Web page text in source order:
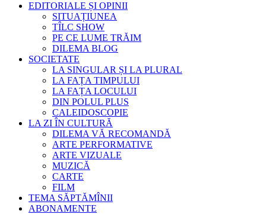
EDITORIALE ȘI OPINII
SITUAȚIUNEA
TÎLC SHOW
PE CE LUME TRĂIM
DILEMA BLOG
SOCIETATE
LA SINGULAR ȘI LA PLURAL
LA FAȚA TIMPULUI
LA FAȚA LOCULUI
DIN POLUL PLUS
CALEIDOSCOPIE
LA ZI ÎN CULTURĂ
DILEMA VĂ RECOMANDĂ
ARTE PERFORMATIVE
ARTE VIZUALE
MUZICĂ
CARTE
FILM
TEMA SĂPTĂMÎNII
ABONAMENTE